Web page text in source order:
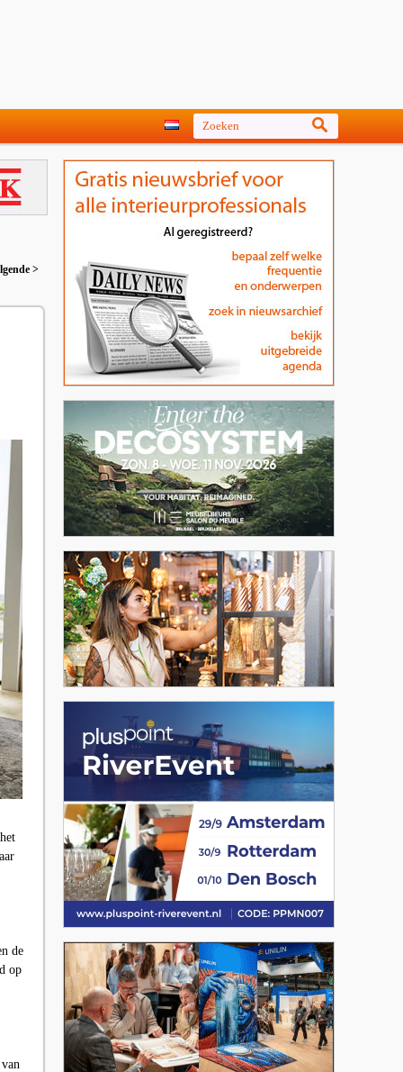
>
de
op